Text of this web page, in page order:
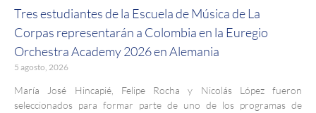
Tres estudiantes de la Escuela de Música de La
Corpas representarán a Colombia en la Euregio
Orchestra Academy 2026 en Alemania
5 agosto, 2026
María José Hincapié, Felipe Rocha y Nicolás López fueron
seleccionados para formar parte de uno de los programas de